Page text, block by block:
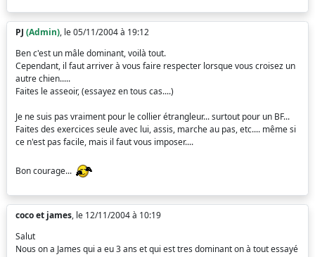
PJ (Admin), le 05/11/2004 à 19:12
Ben c'est un mâle dominant, voilà tout.
Cependant, il faut arriver à vous faire respecter lorsque vous croisez un
autre chien.....
Faites le asseoir, (essayez en tous cas....)
Je ne suis pas vraiment pour le collier étrangleur... surtout pour un BF...
Faites des exercices seule avec lui, assis, marche au pas, etc.... même si
ce n'est pas facile, mais il faut vous imposer....
Bon courage...
coco et james, le 12/11/2004 à 10:19
Salut
Nous on a James qui a eu 3 ans et qui est tres dominant on à tout essayé